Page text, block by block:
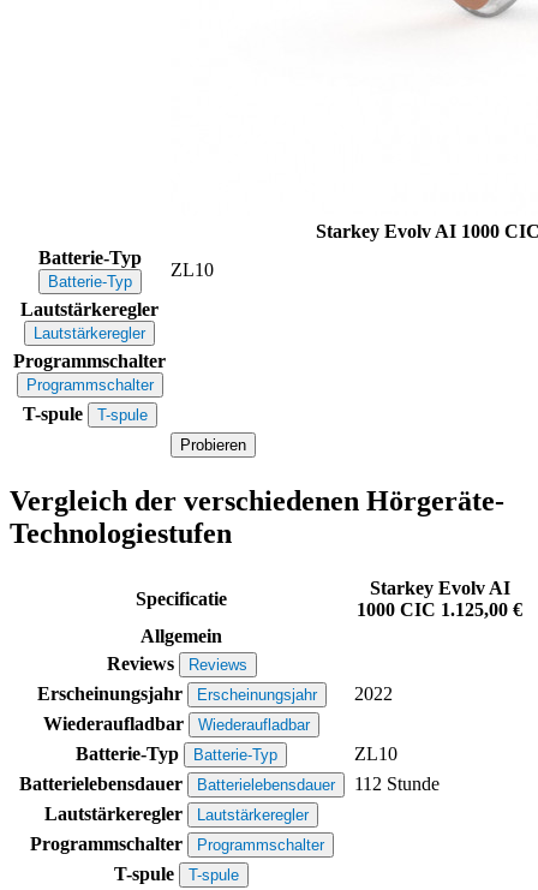
Starkey Evolv AI 1000
Batterie-Typ
Batterie-Typ
ZL10
Lautstärkeregler
Lautstärkeregler
Programmschalter
Programmschalter
T-spule
T-spule
Probieren
Vergleich der verschiedenen Hörgeräte-
Technologiestufen
Specificatie
Starkey Evolv AI
1000 CIC 1.125,00 €
Allgemein
Reviews
Reviews
Erscheinungsjahr Erscheinungsjahr
2022
Wiederaufladbar
Wiederaufladbar
Batterie-Typ Batterie-Typ
ZL10
Batterielebensdauer
Batterielebensdauer
112 Stunde
Lautstärkeregler
Lautstärkeregler
Programmschalter Programmschalter
T-spule T-spule